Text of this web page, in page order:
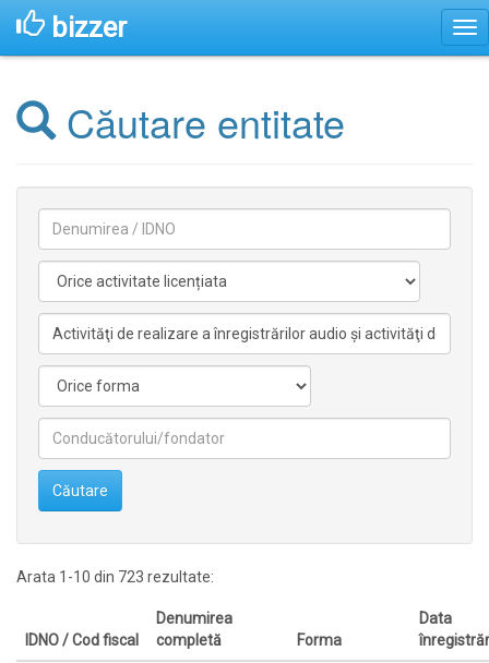
bizzer
Căutare entitate
licentiata
nelicentiata
Căutare
Arata 1-10 din 723 rezultate:
IDNO / Cod fiscal
Denumirea
completă
Forma
Data